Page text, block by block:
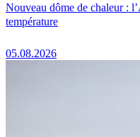
Nouveau dôme de chaleur :
température
05.08.2026